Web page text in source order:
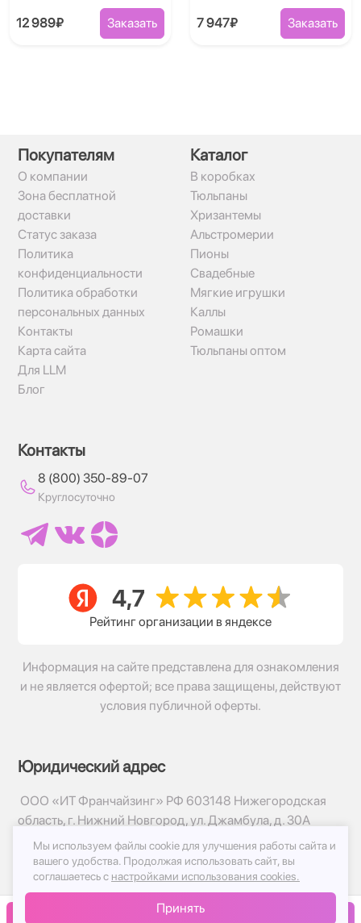
В корзину
12 989₽ Заказать 7 947₽ Заказать
Покупателям
О компании
Зона бесплатной
доставки
Статус заказа
Политика
конфиденциальности
Политика обработки
персональных данных
Контакты
Карта сайта
Для LLM
Блог
Каталог
В коробках
Тюльпаны
Хризантемы
Альстромерии
Пионы
Свадебные
Мягкие игрушки
Каллы
Ромашки
Тюльпаны оптом
Контакты
8 (800) 350-89-07
Круглосуточно
Рейтинг организации в яндексе
Информация на сайте представлена для ознакомления
и не является офертой; все права защищены, действуют
условия публичной оферты.
Юридический адрес
ООО «ИТ Франчайзинг» РФ 603148 Нижегородская
область, г. Нижний Новгород, ул. Джамбула, д. 30А
© 2017-2026г, База Цветов 24.ру
Политика конфиденциальности
Публичная оферта
Мы используем файлы cookie для улучшения работы сайта и
вашего удобства. Продолжая использовать сайт, вы
соглашаетесь с настройками использования cookies.
Принять